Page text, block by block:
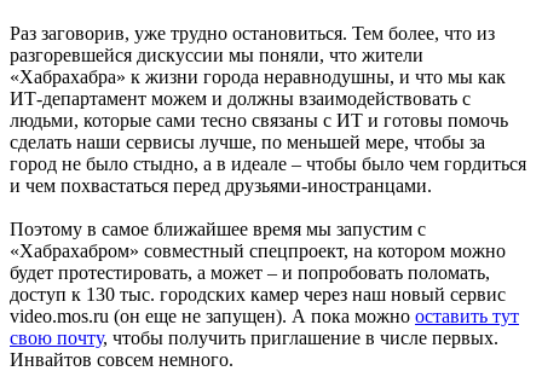
Раз заговорив, уже трудно остановиться. Тем более, что из
разгоревшейся дискуссии мы поняли, что жители
«Хабрахабра» к жизни города неравнодушны, и что мы как
ИТ-департамент можем и должны взаимодействовать с
людьми, которые сами тесно связаны с ИТ и готовы помочь
сделать наши сервисы лучше, по меньшей мере, чтобы за
город не было стыдно, а в идеале – чтобы было чем гордиться
и чем похвастаться перед друзьями-иностранцами.
Поэтому в самое ближайшее время мы запустим с
«Хабрахабром» совместный спецпроект, на котором можно
будет протестировать, а может – и попробовать поломать,
доступ к 130 тыс. городских камер через наш новый сервис
video.mos.ru (он еще не запущен). А пока можно оставить тут
свою почту, чтобы получить приглашение в числе первых.
Инвайтов совсем немного.